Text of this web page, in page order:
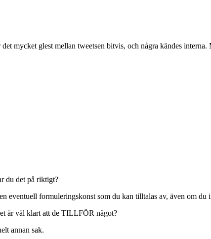
mycket glest mellan tweetsen bitvis, och några kändes
du det på riktigt?
formuleringskonst som du kan tilltalas av, även om du
är väl klart att de TILLFÖR något?
annan sak.